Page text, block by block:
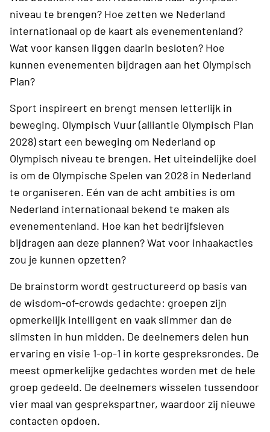
niveau te brengen? Hoe zetten we Nederland
internationaal op de kaart als evenementenland?
Wat voor kansen liggen daarin besloten? Hoe
kunnen evenementen bijdragen aan het Olympisch
Plan?
Sport inspireert en brengt mensen letterlijk in
beweging. Olympisch Vuur (alliantie Olympisch Plan
2028) start een beweging om Nederland op
Olympisch niveau te brengen. Het uiteindelijke doel
is om de Olympische Spelen van 2028 in Nederland
te organiseren. Eén van de acht ambities is om
Nederland internationaal bekend te maken als
evenementenland. Hoe kan het bedrijfsleven
bijdragen aan deze plannen? Wat voor inhaakacties
zou je kunnen opzetten?
De brainstorm wordt gestructureerd op basis van
de wisdom-of-crowds gedachte: groepen zijn
opmerkelijk intelligent en vaak slimmer dan de
slimsten in hun midden. De deelnemers delen hun
ervaring en visie 1-op-1 in korte gespreksrondes. De
meest opmerkelijke gedachtes worden met de hele
groep gedeeld. De deelnemers wisselen tussendoor
vier maal van gesprekspartner, waardoor zij nieuwe
contacten opdoen.